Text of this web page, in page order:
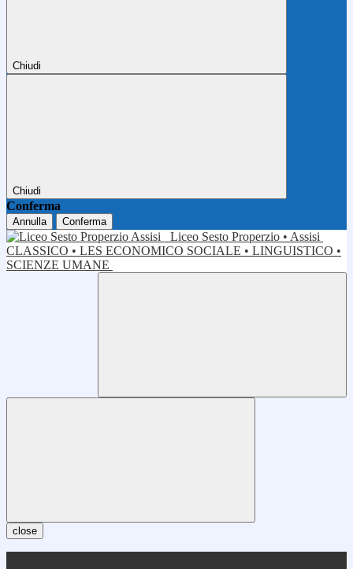
Chiudi
Chiudi
Conferma
Annulla Conferma
Liceo Sesto Properzio • Assisi
CLASSICO • LES ECONOMICO SOCIALE • LINGUISTICO •
SCIENZE UMANE
close